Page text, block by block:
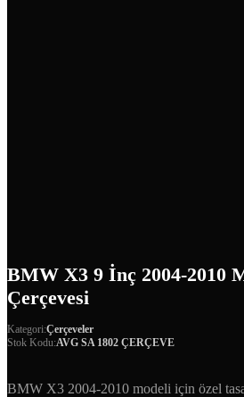
BMW X3 9 İnç 2004-2010
Çerçevesi
Kategori:Çerçeveler
Stok Kodu:AVG SA 1802 ÇERÇEVE
BMW X3 2004-2010 modeli için özel